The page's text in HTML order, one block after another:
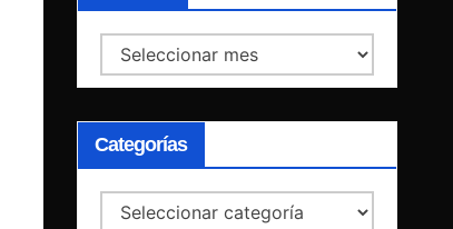
Archivos
Categorías
Categorías